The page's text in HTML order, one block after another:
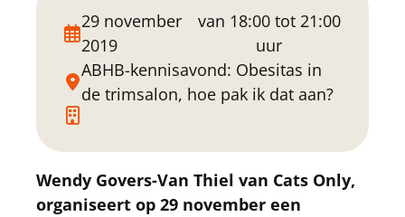
29 november
2019
van 18:00 tot 21:00
uur
ABHB-kennisavond: Obesitas in
de trimsalon, hoe pak ik dat aan?
Wendy Govers-Van Thiel van Cats Only,
organiseert op 29 november een